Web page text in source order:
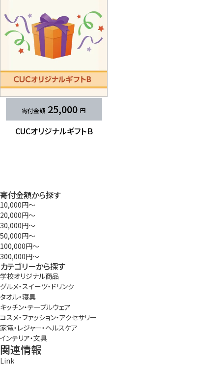
25,000
CUCオリジナルギフトＢ
寄付金額から探す
10,000円〜
20,000円〜
30,000円〜
50,000円〜
100,000円〜
300,000円〜
カテゴリーから探す
学校オリジナル商品
グルメ・スイーツ・ドリンク
タオル・寝具
キッチン・テーブルウェア
コスメ・ファッション・アクセサリー
家電・レジャー・ヘルスケア
インテリア・文具
関連情報
Link